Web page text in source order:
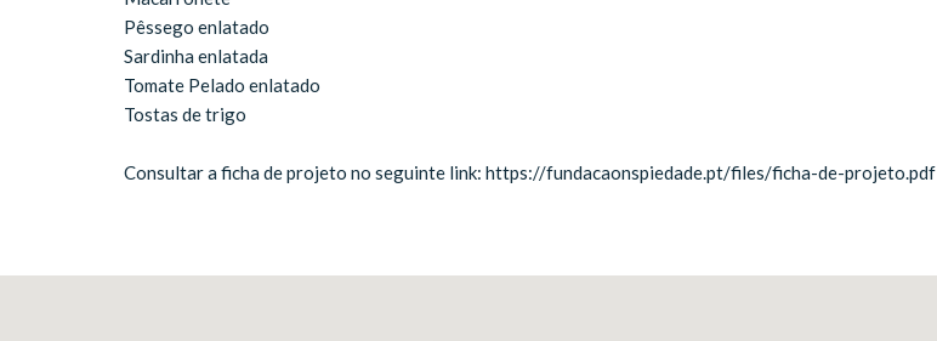
Pêssego enlatado
Sardinha enlatada
Tomate Pelado enlatado
Tostas de trigo
Consultar a ficha de projeto no seguinte link: https://fundacaonspiedade.pt/files/ficha-de-projeto.pdf